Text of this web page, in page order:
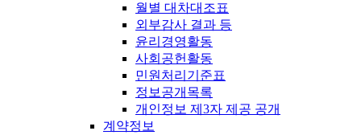
월별 대차대조표
외부감사 결과 등
윤리경영활동
사회공헌활동
민원처리기준표
정보공개목록
개인정보 제3자 제공 공개
계약정보